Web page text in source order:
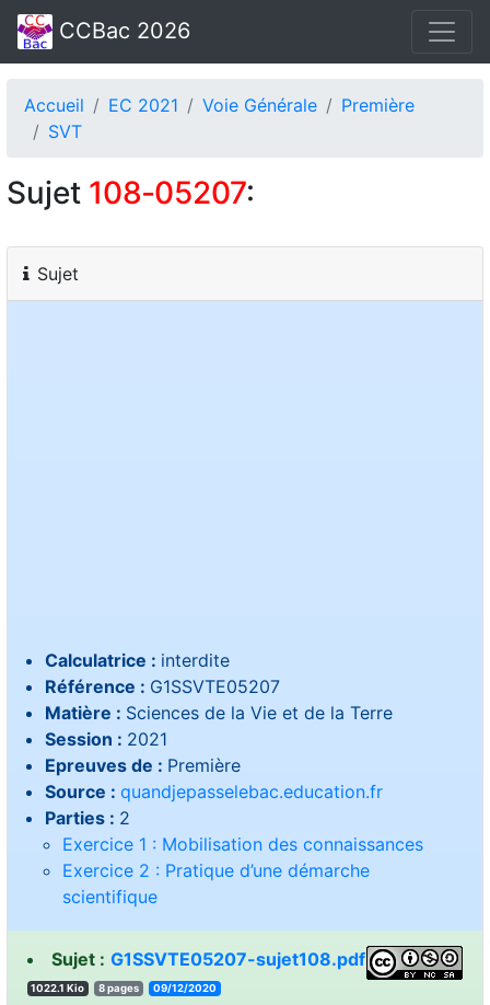
CCBac 2026
Accueil EC 2021 Voie Générale
Première
SVT
Sujet 108‑05207:
Sujet
Calculatrice : interdite
Référence : G1SSVTE05207
Matière : Sciences de la Vie et de la Terre
Session : 2021
Epreuves de : Première
Source : quandjepasselebac.education.fr
Parties : 2
Exercice 1 : Mobilisation des connaissances
Exercice 2 : Pratique d’une démarche
scientifique
Sujet : G1SSVTE05207-sujet108.pdf
1022.1 Kio 8 pages 09/12/2020